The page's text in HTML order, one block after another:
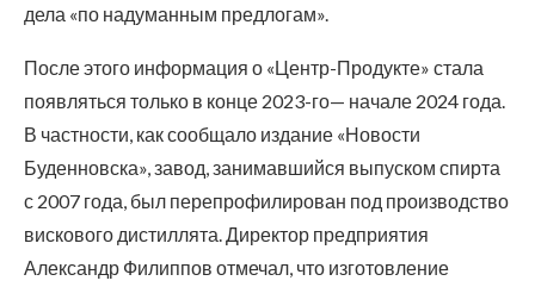
дела «по надуманным предлогам».
После этого информация о «Центр-Продукте» стала
появляться только в конце 2023-го— начале 2024 года.
В частности, как сообщало издание «Новости
Буденновска», завод, занимавшийся выпуском спирта
с 2007 года, был перепрофилирован под производство
вискового дистиллята. Директор предприятия
Александр Филиппов отмечал, что изготовление